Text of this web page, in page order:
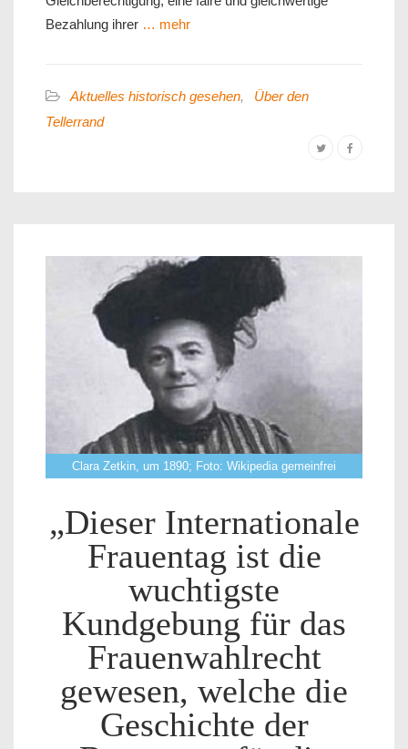
Bezahlung ihrer … mehr
Aktuelles historisch gesehen,
Über den
Tellerrand
Clara Zetkin, um 1890; Foto: Wikipedia gemeinfrei
„Dieser Internationale
Frauentag ist die
wuchtigste
Kundgebung für das
Frauenwahlrecht
gewesen, welche die
Geschichte der